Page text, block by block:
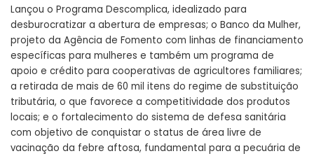
Lançou o Programa Descomplica, idealizado para
desburocratizar a abertura de empresas; o Banco da Mulher,
projeto da Agência de Fomento com linhas de financiamento
específicas para mulheres e também um programa de
apoio e crédito para cooperativas de agricultores familiares;
a retirada de mais de 60 mil itens do regime de substituição
tributária, o que favorece a competitividade dos produtos
locais; e o fortalecimento do sistema de defesa sanitária
com objetivo de conquistar o status de área livre de
vacinação da febre aftosa, fundamental para a pecuária de